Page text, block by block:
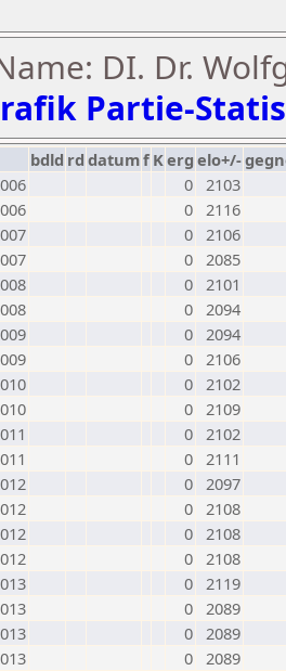
DI. Dr.
Partie-
bdld rd datumf Kerg elo+/-
0 2103
0 2116
0 2106
0 2085
0 2101
0 2094
0 2094
0 2106
0 2102
0 2109
0 2102
0 2111
0 2097
0 2108
0 2108
0 2108
0 2119
0 2089
0 2089
0 2089